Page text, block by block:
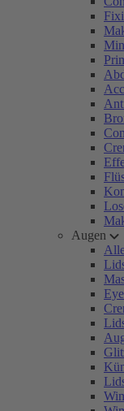
Augen